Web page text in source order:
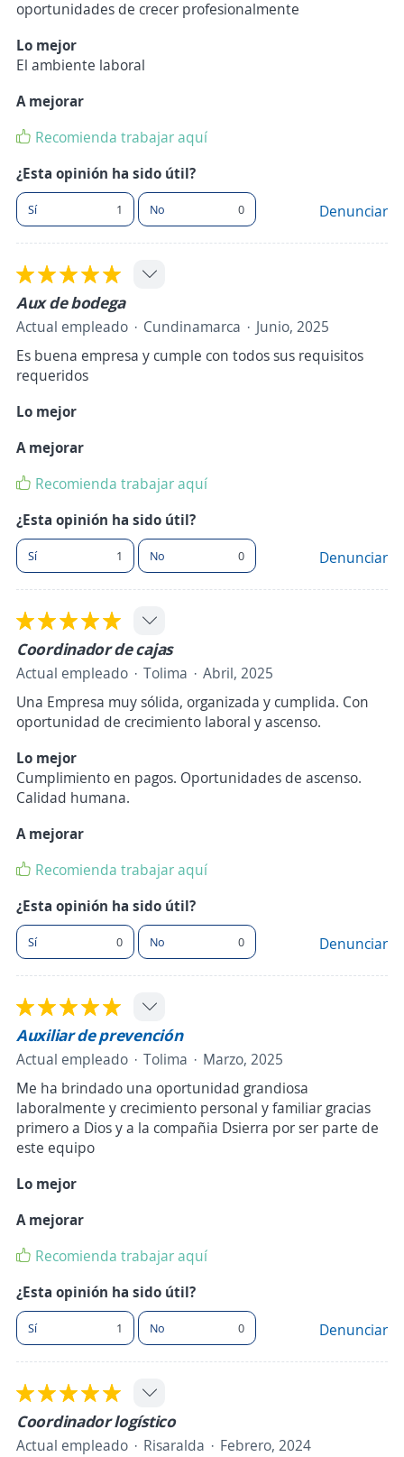
oportunidades de crecer profesionalmente
Lo mejor
El ambiente laboral
A mejorar
Recomienda trabajar aquí
¿Esta opinión ha sido útil?
Sí 1 No 0 Denunciar
Aux de bodega
Actual empleado Cundinamarca
Junio, 2025
Es buena empresa y cumple con todos sus requisitos
requeridos
Lo mejor
A mejorar
Recomienda trabajar aquí
¿Esta opinión ha sido útil?
Sí 1 No 0 Denunciar
Coordinador de cajas
Actual empleado Tolima
Abril, 2025
Una Empresa muy sólida, organizada y cumplida. Con
oportunidad de crecimiento laboral y ascenso.
Lo mejor
Cumplimiento en pagos. Oportunidades de ascenso.
Calidad humana.
A mejorar
Recomienda trabajar aquí
¿Esta opinión ha sido útil?
Sí 0 No 0 Denunciar
Auxiliar de prevención
Actual empleado Tolima
Marzo, 2025
Me ha brindado una oportunidad grandiosa
laboralmente y crecimiento personal y familiar gracias
primero a Dios y a la compañia Dsierra por ser parte de
este equipo
Lo mejor
A mejorar
Recomienda trabajar aquí
¿Esta opinión ha sido útil?
Sí 1 No 0 Denunciar
Coordinador logístico
Actual empleado Risaralda
Febrero, 2024